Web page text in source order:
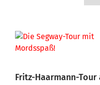
Fritz-Haarmann-Tour